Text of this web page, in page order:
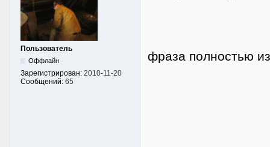
Пользователь
Оффлайн
Зарегистрирован: 2010-11-20
Сообщений: 65
фраза полностью